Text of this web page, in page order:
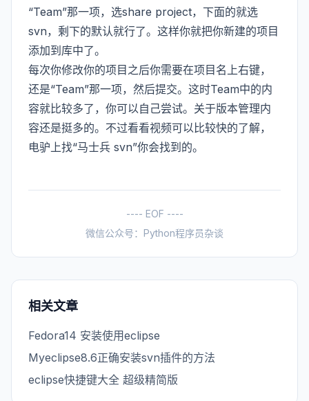
“Team”那一项，选share project，下面的就选
svn，剩下的默认就行了。这样你就把你新建的项目
添加到库中了。
每次你修改你的项目之后你需要在项目名上右键，
还是“Team”那一项，然后提交。这时Team中的内
容就比较多了，你可以自己尝试。关于版本管理内
容还是挺多的。不过看看视频可以比较快的了解，
电驴上找“马士兵 svn”你会找到的。
---- EOF ----
微信公众号：Python程序员杂谈
相关文章
Fedora14 安装使用eclipse
Myeclipse8.6正确安装svn插件的方法
eclipse快捷键大全 超级精简版